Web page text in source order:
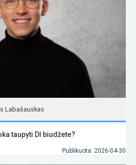
Labašauskas
taupyti DI biudžete?
Publikuota: 2026-04-30